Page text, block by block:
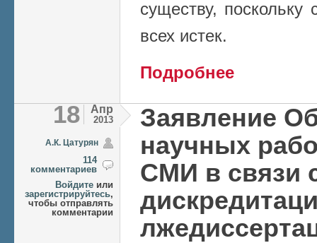
существу, поскольку
всех истек.
Подробнее
18 Апр
2013
А.К. Цатурян
114
комментариев
Войдите или
зарегистрируйтесь,
чтобы отправлять
комментарии
Заявление
научных
СМИ в связи